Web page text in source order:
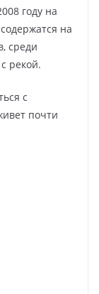
году на
на
среди
рекой.
с
почти